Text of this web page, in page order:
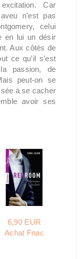
Car
n’est pas
celui
en lui un désir
Aux côtés de
ce qu’il s’est
passion, de
peut-on se
à se cacher
avoir ses
6,90 EUR
Achat Fnac